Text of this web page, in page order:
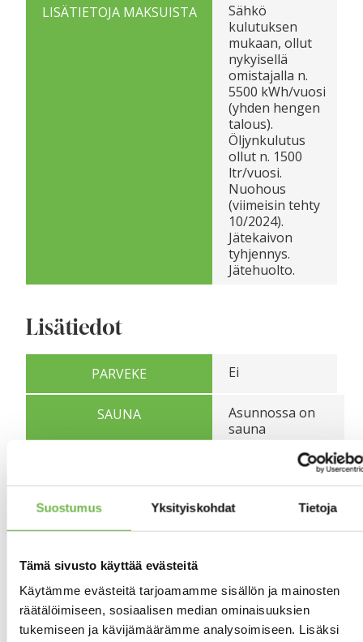
Suostumus Yksityiskohdat Tietoja
Tämä sivusto käyttää evästeitä
Käytämme evästeitä tarjoamamme sisällön ja mainosten
räätälöimiseen, sosiaalisen median ominaisuuksien
tukemiseen ja kävijämäärämme analysoimiseen. Lisäksi
LISÄTIETOJA MAKSUISTA
Sähkö
kulutuksen
mukaan, ollut
nykyisellä
omistajalla n.
5500 kWh/vuosi
(yhden hengen
talous).
Öljynkulutus
ollut n. 1500
ltr/vuosi.
Nuohous
(viimeisin tehty
10/2024).
Jätekaivon
tyhjennys.
Jätehuolto.
Lisätiedot
PARVEKE Ei
SAUNA
Asunnossa on
sauna
puulämmitteinen
PIHA
Suojaisa
paikoitusaluetta,
kaksi
pihavarastoa ym.